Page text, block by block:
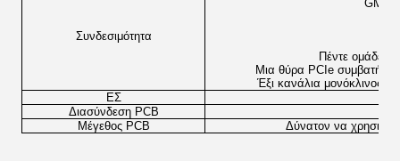
Συνδεσιμότητα
Πέντε ομάδες
Μια θύρα PCIe συμβατή με
Έξι κανάλια μονόκλινος
ΕΣ
Διασύνδεση PCB
Μέγεθος PCB
Δύνατον να